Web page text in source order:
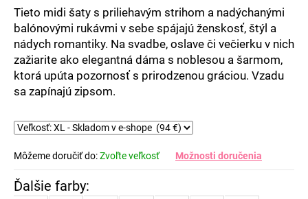
hviezdičiek.
Tieto midi šaty s priliehavým strihom a nadýchanými
balónovými rukávmi v sebe spájajú ženskosť, štýl a
nádych romantiky. Na svadbe, oslave či večierku v nich
zažiarite ako elegantná dáma s noblesou a šarmom,
ktorá upúta pozornosť s prirodzenou gráciou. Vzadu
sa zapínajú zipsom.
Môžeme doručiť do:Zvoľte veľkosť Možnosti doručenia